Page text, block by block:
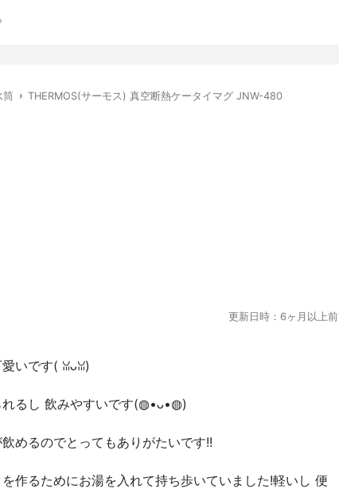
筒 THERMOS(サーモス) 真空断熱ケータイマグ JNW-480
更新日時：6ヶ月以上前
いです( ꈍᴗꈍ)
るし 飲みやすいです(◍•ᴗ•◍)
めるのでとってもありがたいです!!
作るためにお湯を入れて持ち歩いていました!軽いし 便